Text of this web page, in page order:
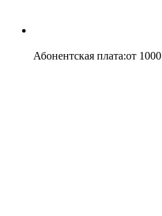
Абонентская плата:от 1000